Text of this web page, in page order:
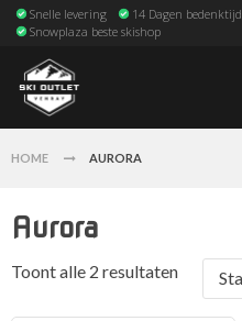
Snelle levering 14 Dagen bedenktijd
Snowplaza beste skishop
HOME AURORA
Aurora
Toont alle 2 resultaten